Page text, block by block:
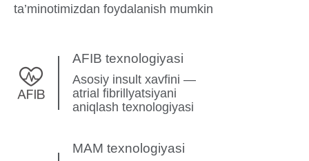
ta’minotimizdan foydalanish mumkin
AFIB texnologiyasi
Asosiy insult xavfini —
atrial fibrillyatsiyani
aniqlash texnologiyasi
MAM texnologiyasi